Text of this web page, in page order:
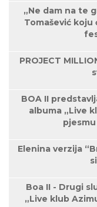
„Ne dam na te
Tomašević koju
PROJECT
BOA II
albuma „Live
Elenina verzija
Boa II - Drugi
„Live klub